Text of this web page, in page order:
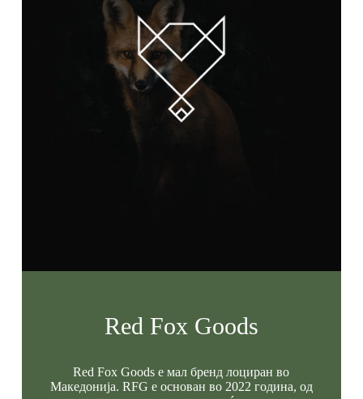
Red Fox Goods
Red Fox Goods е мал бренд лоциран во
Македонија. RFG е основан во 2022 година, од